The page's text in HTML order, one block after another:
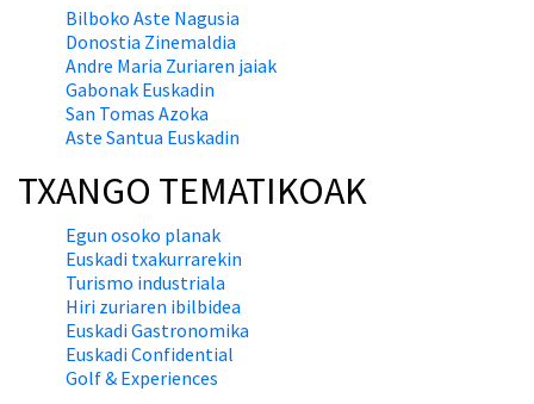
Bilboko Aste Nagusia
Donostia Zinemaldia
Andre Maria Zuriaren jaiak
Gabonak Euskadin
San Tomas Azoka
Aste Santua Euskadin
TXANGO TEMATIKOAK
Egun osoko planak
Euskadi txakurrarekin
Turismo industriala
Hiri zuriaren ibilbidea
Euskadi Gastronomika
Euskadi Confidential
Golf & Experiences